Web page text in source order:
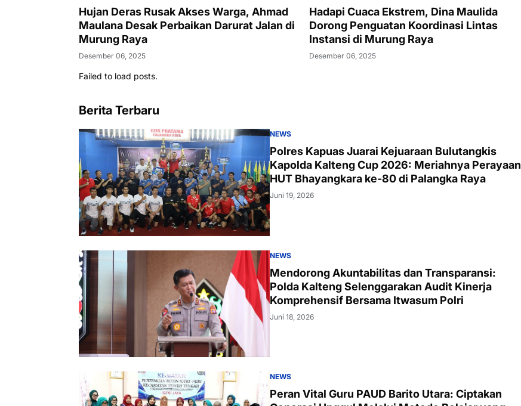
Hujan Deras Rusak Akses Warga, Ahmad
Maulana Desak Perbaikan Darurat Jalan di
Murung Raya
Desember 06, 2025
Hadapi Cuaca Ekstrem, Dina Maulida
Dorong Penguatan Koordinasi Lintas
Instansi di Murung Raya
Desember 06, 2025
Failed to load posts.
Berita Terbaru
NEWS
Polres Kapuas Juarai Kejuaraan Bulutangkis
Kapolda Kalteng Cup 2026: Meriahnya Perayaan
HUT Bhayangkara ke-80 di Palangka Raya
Juni 19, 2026
NEWS
Mendorong Akuntabilitas dan Transparansi:
Polda Kalteng Selenggarakan Audit Kinerja
Komprehensif Bersama Itwasum Polri
Juni 18, 2026
NEWS
Peran Vital Guru PAUD Barito Utara: Ciptakan